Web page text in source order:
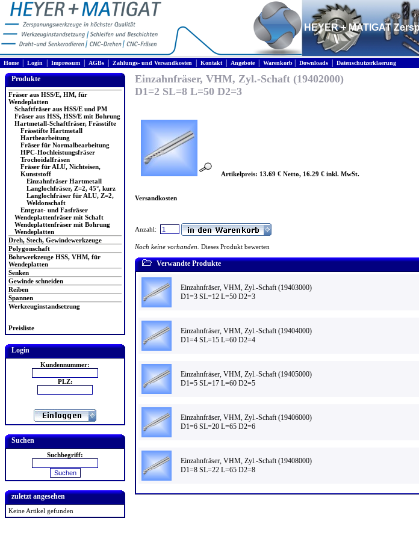
HEYER + MATIGAT
Home| Login Impressum AGBs Zahlungs- und Versandkosten Kontakt| Angebote| Warenkorb Downloads Datenschutzerklaerung
Produkte
Fräser aus HSS/E, HM, für
Wendeplatten
Schaftfräser aus HSS/E und PM
Fräser aus HSS, HSS/E mit Bohrung
Hartmetall-Schaftfräser, Frässtifte
Frässtifte Hartmetall
Hartbearbeitung
Fräser für Normalbearbeitung
HPC-Hochleistungsfräser
Trochoidalfräsen
Fräser für ALU, Nichteisen,
Kunststoff
Einzahnfräser Hartmetall
Langlochfräser, Z=2, 45°, kurz
Langlochfräser für ALU, Z=2,
Weldonschaft
Entgrat- und Fasfräser
Wendeplattenfräser mit Schaft
Wendeplattenfräser mit Bohrung
Wendeplatten
Dreh, Stech, Gewindewerkzeuge
Polygonschaft
Bohrwerkzeuge HSS, VHM, für
Wendeplatten
Senken
Gewinde schneiden
Reiben
Spannen
Werkzeuginstandsetzung
Preisliste
Login
Kundennummer:
PLZ:
Suchen
Suchbegriff:
zuletzt angesehen
Keine Artikel gefunden
Einzahnfräser, VHM, Zyl.-Schaft (19402000)
D1=2 SL=8 L=50 D2=3
Artikelpreis: 13.69 € Netto, 16.29 € inkl. MwSt.
Versandkosten
Anzahl:
Noch keine vorhanden. Dieses Produkt bewerten
Verwandte Produkte
Einzahnfräser, VHM, Zyl.-Schaft (19403000)
D1=3 SL=12 L=50 D2=3
Einzahnfräser, VHM, Zyl.-Schaft (19404000)
D1=4 SL=15 L=60 D2=4
Einzahnfräser, VHM, Zyl.-Schaft (19405000)
D1=5 SL=17 L=60 D2=5
Einzahnfräser, VHM, Zyl.-Schaft (19406000)
D1=6 SL=20 L=65 D2=6
Einzahnfräser, VHM, Zyl.-Schaft (19408000)
D1=8 SL=22 L=65 D2=8